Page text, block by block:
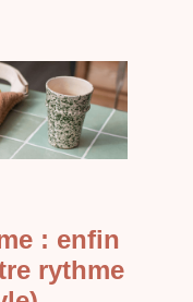
: enfin
rythme